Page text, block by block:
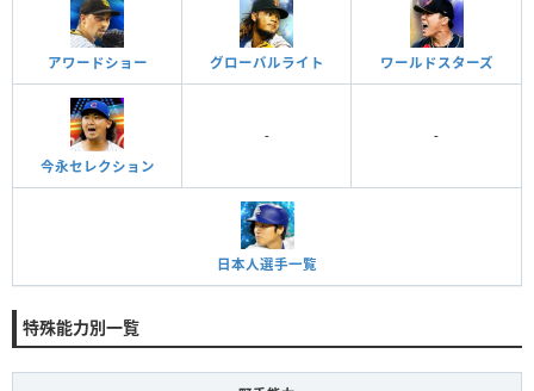
アワードショー グローバルライト ワールドスターズ
今永セレクション
- -
日本人選手一覧
特殊能力別一覧